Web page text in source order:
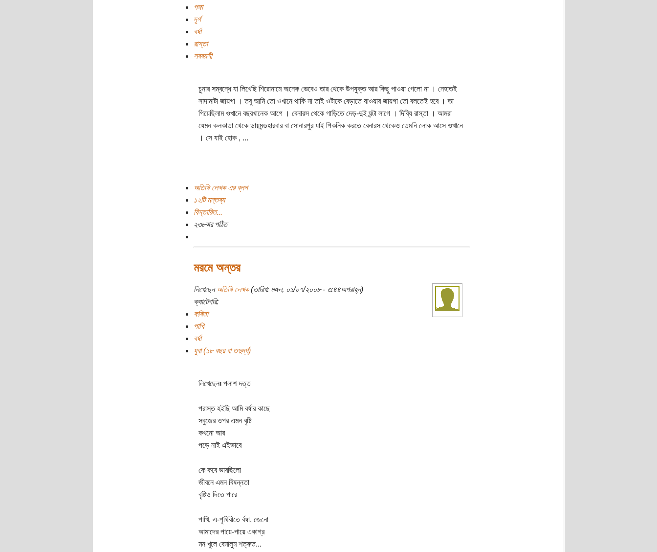
গঙ্গা
দূর্গ
বর্ষা
রাস্তা
সববয়সী
চুনার সম্বন্ধে যা লিখেছি শিরোনামে অনেক ভেবেও তার থেকে উপযুক্ত আর কিছু পাওয়া গেলো না । নেহাতই
সাদামাটা জায়গা । তবু আমি তো ওখানে থাকি না তাই ওটাকে বেড়াতে যাওয়ার জায়গা তো বলতেই হবে । তা
গিয়েছিলাম ওখানে বছরখানেক আগে । বেনারস থেকে গাড়িতে দেড়-দুই ঘন্টা লাগে । দিব্যি রাস্তা । আমরা
যেমন কলকাতা থেকে ডায়মন্ডহারবার বা সোনারপুর যাই পিকনিক করতে বেনারস থেকেও তেমনি লোক আসে ওখানে
। সে যাই হোক , ...
অতিথি লেখক এর ব্লগ
১২টি মন্তব্য
বিস্তারিত...
২৩৮বার পঠিত
মরমে অন্তর
লিখেছেনঅতিথি লেখক(তারিখ: মঙ্গল, ০১/০৭/২০০৮ - ৩:৪৪অপরাহ্ন)
ক্যাটেগরি:
কবিতা
পাখি
বর্ষা
যুবা (১৮ বছর বা তদুর্দ্ধ)
লিখেছেনঃ পলাশ দত্ত
পরাস্ত হইছি আমি বর্ষার কাছে
সবুজের ওপর এমন বৃষ্টি
কখনো আর
পড়ে নাই এইভাবে
কে কবে ভাবছিলো
জীবনে এমন বিষন্নতা
বৃষ্টিও দিতে পারে
পাখি, এ-পৃথিবীতে র্বষা, জেনো
আমাদের পায়ে-পায়ে একাগ্র
মন খুলে বেমালুম শত্রুত...